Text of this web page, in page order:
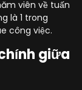
viên về tuấn
là 1 trong
công việc.
giữa